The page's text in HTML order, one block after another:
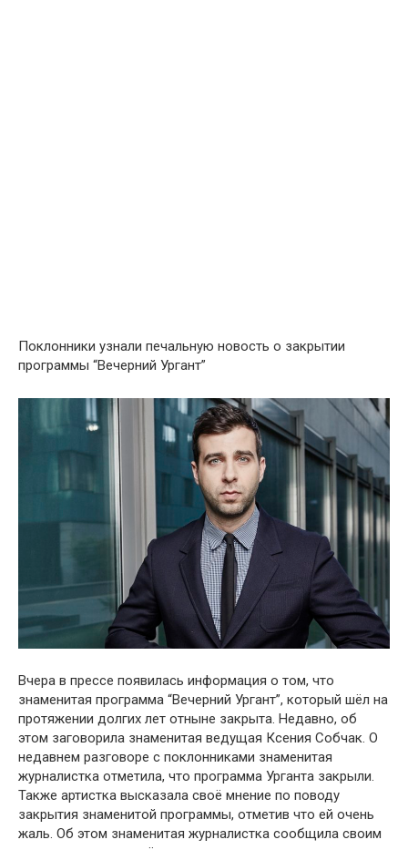
Поклонники узнали печальную новость о закрытии
программы “Вечерний Ургант”
Вчера в прессе появилась информация о том, что
знаменитая программа “Вечерний Ургант”, который шёл на
протяжении долгих лет отныне закрыта. Недавно, об
этом заговорила знаменитая ведущая Ксения Собчак. О
недавнем разговоре с поклонниками знаменитая
журналистка отметила, что программа Урганта закрыли.
Также артистка высказала своё мнение по поводу
закрытия знаменитой программы, отметив что ей очень
жаль. Об этом знаменитая журналистка сообщила своим